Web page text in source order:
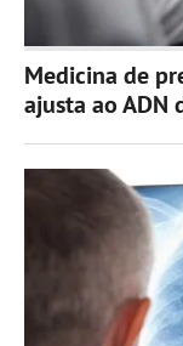
Medicina de
ajusta ao ADN